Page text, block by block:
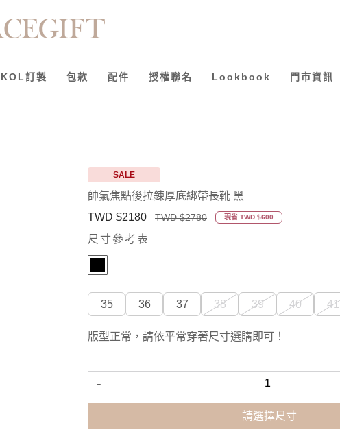
KOL訂製 包款 配件 授權聯名 Lookbook 門市資訊
SALE
帥氣焦點後拉鍊厚底綁帶長靴 黑
TWD $2180
TWD $2780 現省 TWD $600
尺寸參考表
35 36 37 38 39 40 41
版型正常，請依平常穿著尺寸選購即可！
-
請選擇尺寸